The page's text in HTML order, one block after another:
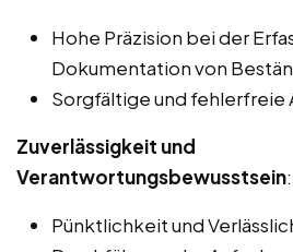
Hohe Präzision bei der
Dokumentation von
Sorgfältige und fehlerfreie
Zuverlässigkeit und
Verantwortungsbewusstsein:
Pünktlichkeit und